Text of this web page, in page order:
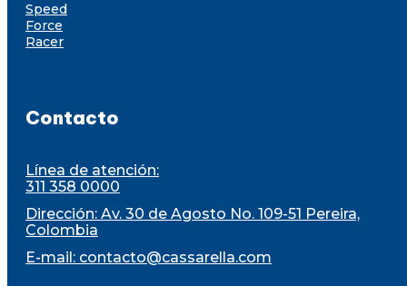
Speed
Force
Racer
Contacto
Línea de atención:
311 358 0000
Dirección: Av. 30 de Agosto No. 109-51 Pereira,
Colombia
E-mail: contacto@cassarella.com